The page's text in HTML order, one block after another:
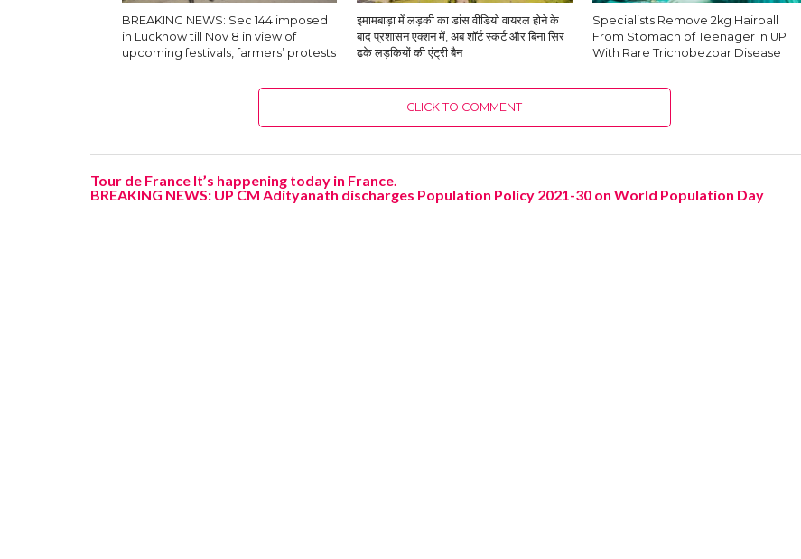
BREAKING NEWS: Sec 144 imposed
in Lucknow till Nov 8 in view of
upcoming festivals, farmers’ protests
इमामबाड़ा में लड़की का डांस वीडियो वायरल होने के
बाद प्रशासन एक्शन में, अब शॉर्ट स्कर्ट और बिना सिर
ढके लड़कियों की एंट्री बैन
Specialists Remove 2kg Hairball
From Stomach of Teenager In UP
With Rare Trichobezoar Disease
CLICK TO COMMENT
Tour de France It’s happening today in France.
BREAKING NEWS: UP CM Adityanath discharges Population Policy 2021-30 on World Population Day